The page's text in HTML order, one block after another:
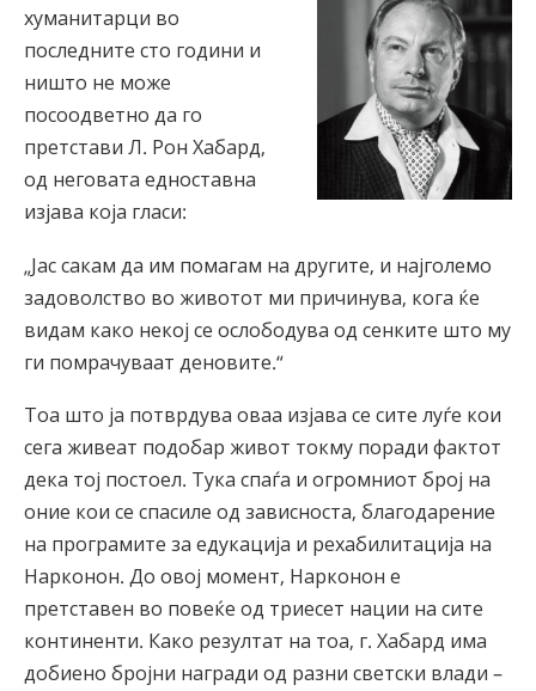
хуманитарци во
последните сто години и
ништо не може
посоодветно да го
претстави Л. Рон Хабард,
од неговата едноставна
изјава која гласи:
„Јас сакам да им помагам на другите, и најголемо
задоволство во животот ми причинува, кога ќе
видам како некој се ослободува од сенките што му
ги помрачуваат деновите.“
Тоа што ја потврдува оваа изјава се сите луѓе кои
сега живеат подобар живот токму поради фактот
дека тој постоел. Тука спаѓа и огромниот број на
оние кои се спасиле од зависноста, благодарение
на програмите за едукација и рехабилитација на
Нарконон. До овој момент, Нарконон е
претставен во повеќе од триесет нации на сите
континенти. Како резултат на тоа, г. Хабард има
добиено бројни награди од разни светски влади –